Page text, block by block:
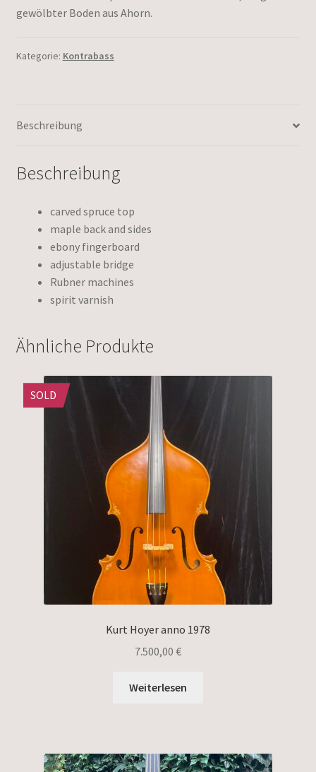
gewölbter Boden aus Ahorn.
Kategorie: Kontrabass
Beschreibung
Beschreibung
carved spruce top
maple back and sides
ebony fingerboard
adjustable bridge
Rubner machines
spirit varnish
Ähnliche Produkte
SOLD
Kurt Hoyer anno 1978
7.500,00 €
Weiterlesen